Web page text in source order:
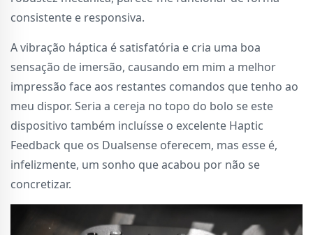
consistente e responsiva.
A vibração háptica é satisfatória e cria uma boa
sensação de imersão, causando em mim a melhor
impressão face aos restantes comandos que tenho ao
meu dispor. Seria a cereja no topo do bolo se este
dispositivo também incluísse o excelente Haptic
Feedback que os Dualsense oferecem, mas esse é,
infelizmente, um sonho que acabou por não se
concretizar.